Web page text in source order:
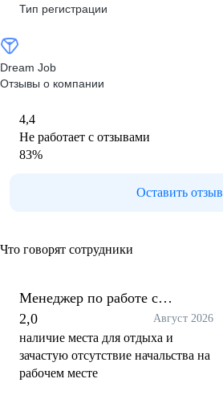
Тип регистрации
Dream Job
Отзывы о компании
4,4
Не работает с отзывами
83%
Оставить отзыв
Что говорят сотрудники
Менеджер по работе с
клиентами
2,0 Август 2026
наличие места для отдыха и
зачастую отсутствие начальства на
рабочем месте